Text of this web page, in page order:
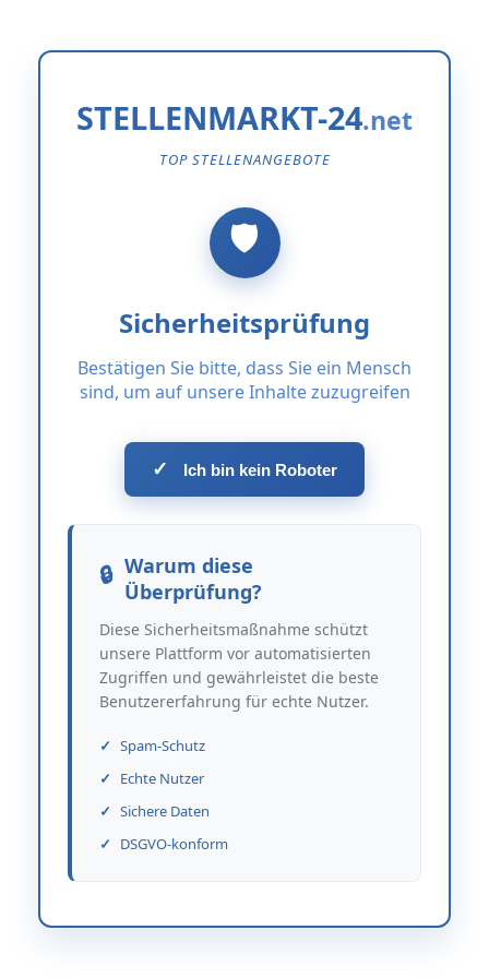
STELLENMARKT-24
TOP STELLENANGEBOTE
Sicherheitsprüfung
Bestätigen Sie bitte, dass Sie ein Mensch
sind, um auf unsere Inhalte zuzugreifen
✓ Ich bin kein Roboter
Warum diese
Überprüfung?
Diese Sicherheitsmaßnahme schützt
unsere Plattform vor automatisierten
Zugriffen und gewährleistet die beste
Benutzererfahrung für echte Nutzer.
Spam-Schutz
Echte Nutzer
Sichere Daten
DSGVO-konform